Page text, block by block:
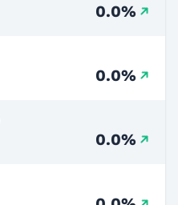
0.0%
0.0%
0.0%